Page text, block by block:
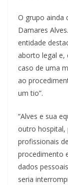
O grupo ainda
Damares
entidade
aborto legal e,
caso de uma
ao
um tio”.
“Alves e sua
outro hospital,
profissionais
procedimento
dados
seria